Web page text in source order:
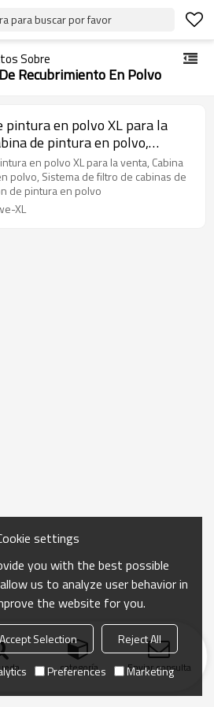
para buscar por favor
Sobre
Recubrimiento En Polvo
pintura en polvo XL para la
de pintura en polvo,
filtro de cabinas de
de pintura en polvo
en polvo XL para la venta, Cabina
polvo, Sistema de filtro de cabinas de
de pintura en polvo
XL
categoría Enviar consulta
settings
you with the best possible
us to analyze user behavior in
the website for you.
Accept Selection
Reject All
Preferences Marketing